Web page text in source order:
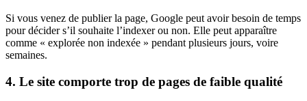
Si vous venez de publier la page, Google peut avoir besoin de temps
pour décider s’il souhaite l’indexer ou non. Elle peut apparaître
comme « explorée non indexée » pendant plusieurs jours, voire
semaines.
4. Le site comporte trop de pages de faible qualité